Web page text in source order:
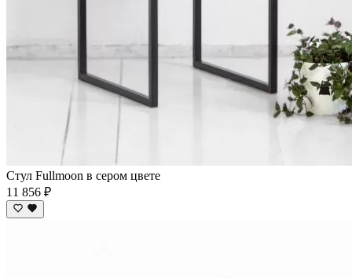
Стул Fullmoon в сером цвете
11 856 ₽